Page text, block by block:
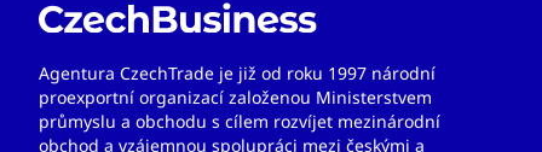
Agentura CzechTrade je již od roku 1997 národní
proexportní organizací založenou Ministerstvem
průmyslu a obchodu s cílem rozvíjet mezinárodní
obchod a vzájemnou spolupráci mezi českými a